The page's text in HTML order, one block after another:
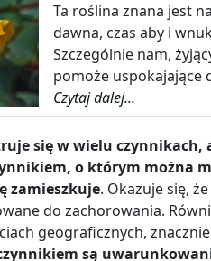
Ta roślina znana jest
dawna, czas aby i
Szczególnie nam,
pomoże uspokajające
Czytaj dalej...
się w wielu czynnikach,
o którym można
zamieszkuje. Okazuje się,
do zachorowania.
geograficznych,
są